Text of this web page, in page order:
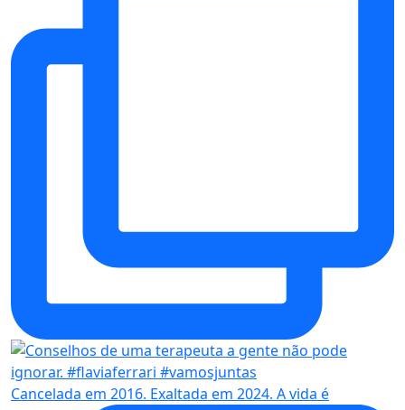
Cancelada em 2016. Exaltada em 2024. A vida é